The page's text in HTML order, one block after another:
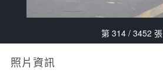
第 314 / 3452 張
照片資訊